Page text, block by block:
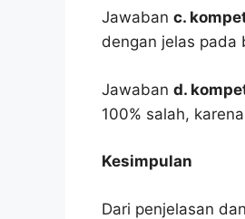
Jawaban c.
dengan jelas pada
Jawaban d.
100% salah,
Kesimpulan
Dari penjelasan